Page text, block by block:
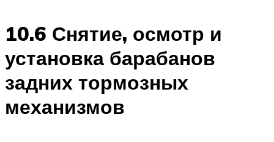
10.6 Снятие, осмотр и
установка барабанов
задних тормозных
механизмов